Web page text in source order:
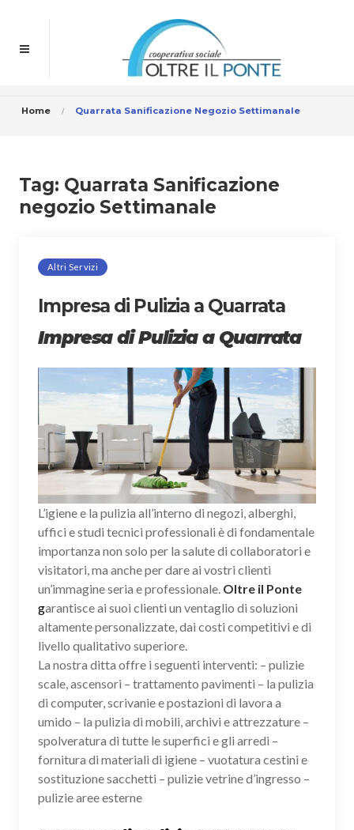
Home Quarrata Sanificazione Negozio Settimanale
Tag: Quarrata Sanificazione
negozio Settimanale
Altri Servizi
Impresa di Pulizia a Quarrata
Impresa di Pulizia a Quarrata
L’igiene e la pulizia all’interno di negozi, alberghi,
uffici e studi tecnici professionali è di fondamentale
importanza non solo per la salute di collaboratori e
visitatori, ma anche per dare ai vostri clienti
un’immagine seria e professionale. Oltre il Ponte
garantisce ai suoi clienti un ventaglio di soluzioni
altamente personalizzate, dai costi competitivi e di
livello qualitativo superiore.
La nostra ditta offre i seguenti interventi: – pulizie
scale, ascensori – trattamento pavimenti – la pulizia
di computer, scrivanie e postazioni di lavora a
umido – la pulizia di mobili, archivi e attrezzature –
spolveratura di tutte le superfici e gli arredi –
fornitura di materiali di igiene – vuotatura cestini e
sostituzione sacchetti – pulizie vetrine d’ingresso –
pulizie aree esterne